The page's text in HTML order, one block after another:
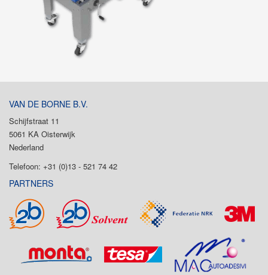
VAN DE BORNE B.V.
Schijfstraat 11
5061 KA Oisterwijk
Nederland
Telefoon: +31 (0)13 - 521 74 42
PARTNERS